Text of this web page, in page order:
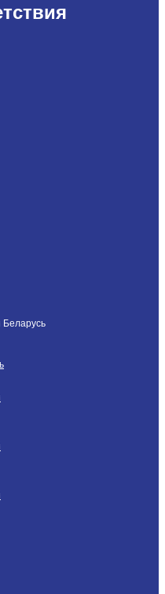
Беларусь